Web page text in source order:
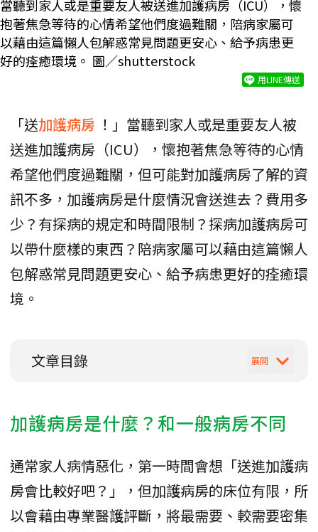
當聽到家人或是重要友人被送進加護病房（ICU），懷
抱著焦急等待的心情希望他們度過難關，陪病家屬可
以藉由這篇懶人包解惑常見問題更安心、給予病患更
好的痊癒環境。 圖／shutterstock
用LINE傳送
「送加護病房 ！」當聽到家人或是重要友人被
送進加護病房（ICU），懷抱著焦急等待的心情
希望他們度過難關，但可能對加護病房了解的資
訊不多，加護病房是什麼情況會送進去？費用多
少？有探病的規定和時間限制？探病加護病房可
以帶什麼樣的東西？陪病家屬可以藉由這篇懶人
包解惑常見問題更安心、給予病患更好的痊癒環
境。
文章目錄
加護病房是什麼？和一般病房不同
通常家人病情惡化，第一時間會想「送進加護病
房會比較好吧？」，但加護病房的床位有限，所
以會藉由專業醫護評斷，將最需要、較需要密集